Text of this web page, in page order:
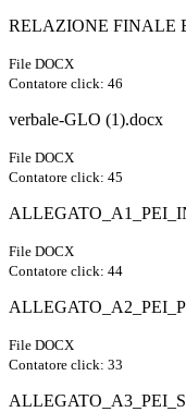
RELAZIONE FINALE
File DOCX
Contatore click: 46
verbale-GLO (1).docx
File DOCX
Contatore click: 45
File DOCX
Contatore click: 44
File DOCX
Contatore click: 33